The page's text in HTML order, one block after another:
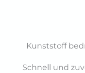
Kunststoff
Schnell und